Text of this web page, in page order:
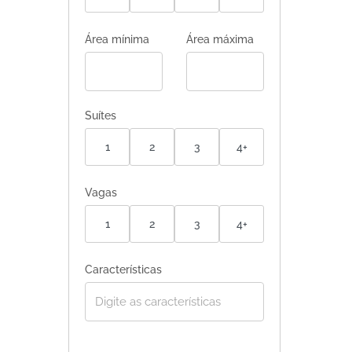
Área mínima Área máxima
Suítes
1 2 3 4+
Vagas
1 2 3 4+
Características